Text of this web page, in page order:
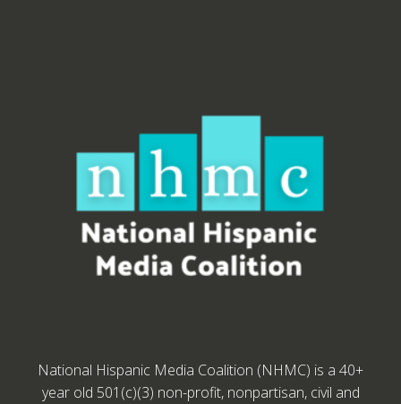
National Hispanic Media Coalition (NHMC) is a 40+
year old 501(c)(3) non-profit, nonpartisan, civil and